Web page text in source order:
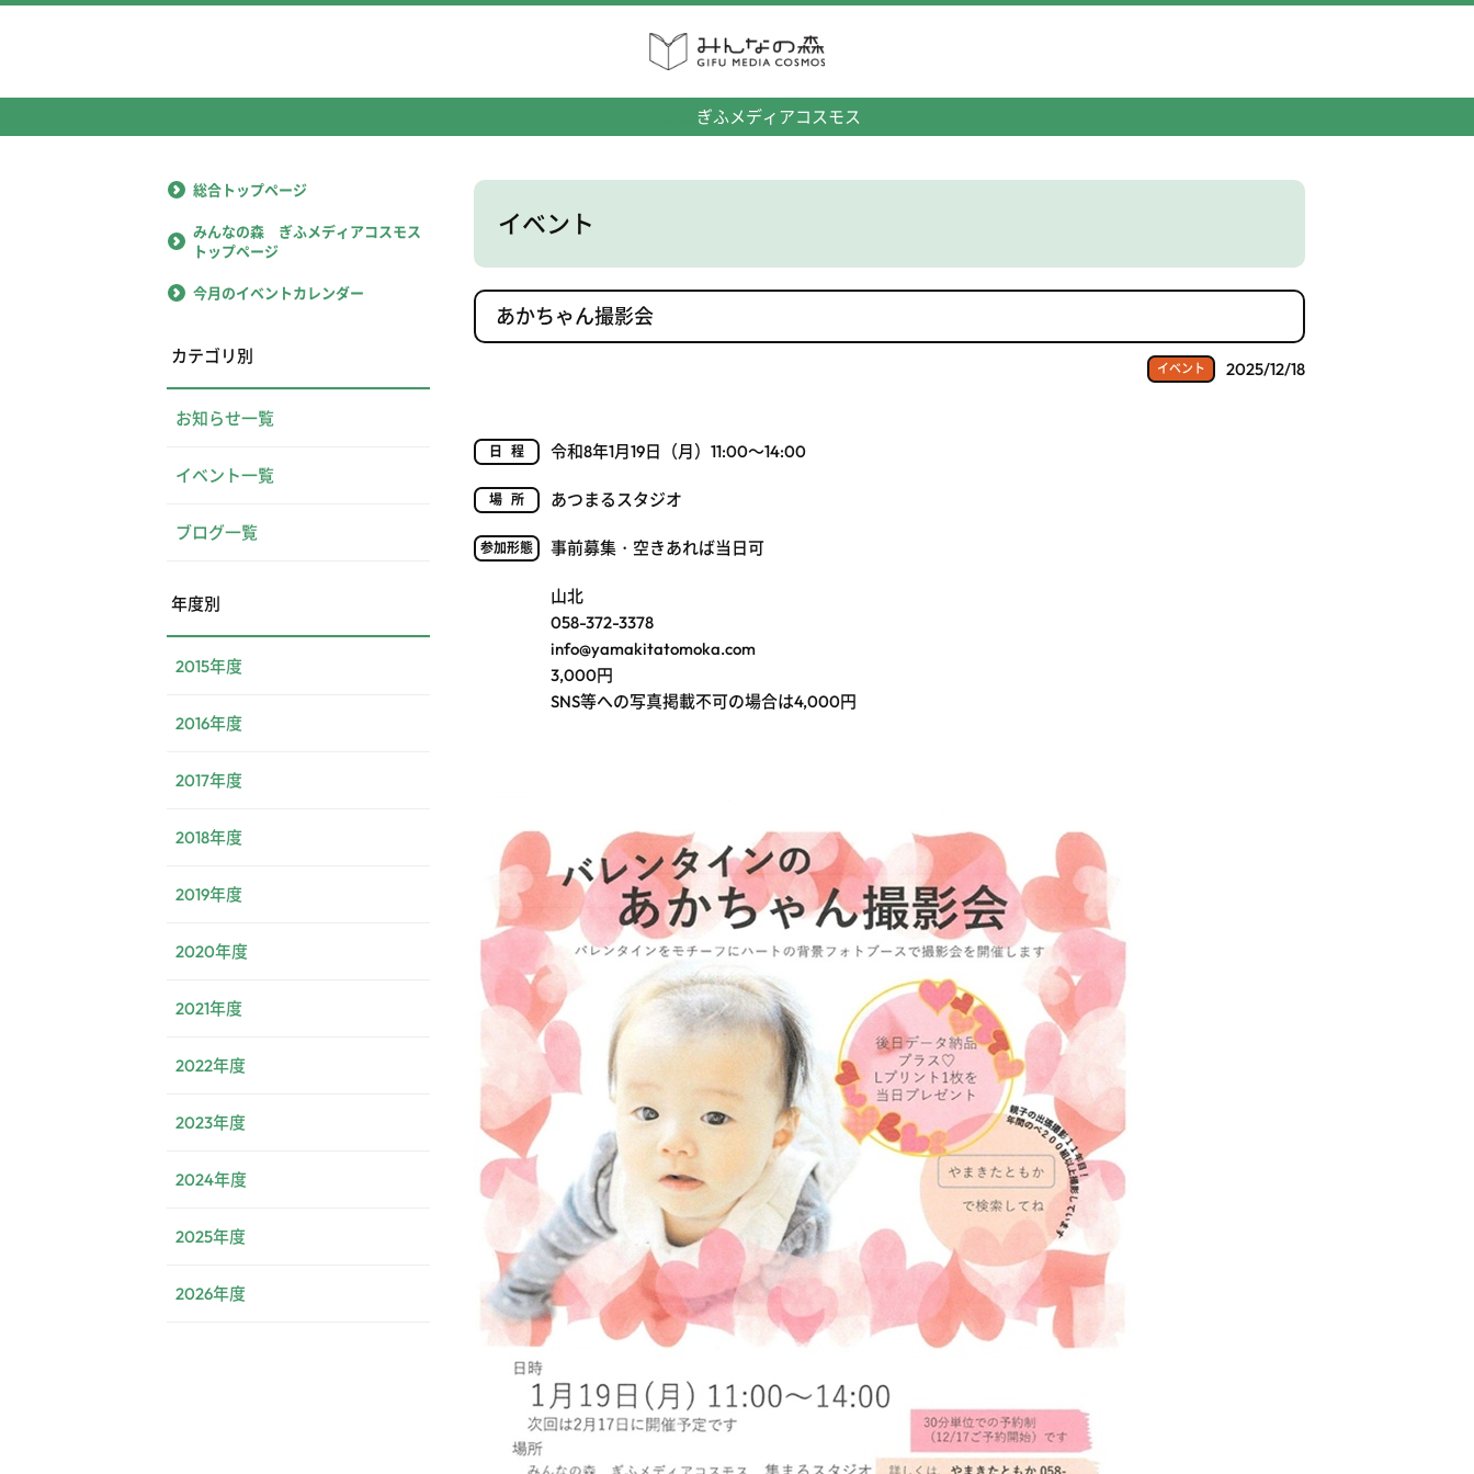
ぎふメディアコスモス
イベント
あかちゃん撮影会
イベント 2025/12/18
日程 令和8年1月19日（月）11:00～14:00
場所 あつまるスタジオ
参加形態 事前募集・空きあれば当日可
山北
058-372-3378
info@yamakitatomoka.com
3,000円
SNS等への写真掲載不可の場合は4,000円
総合トップページ
みんなの森 ぎふメディアコスモス
トップページ
今月のイベントカレンダー
カテゴリ別
お知らせ一覧
イベント一覧
ブログ一覧
年度別
2015年度
2016年度
2017年度
2018年度
2019年度
2020年度
2021年度
2022年度
2023年度
2024年度
2025年度
2026年度